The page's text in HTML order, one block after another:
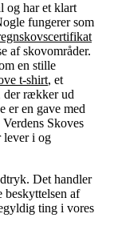
og har et klart
fungerer som
af skovområder.
en stille
t-shirt, et
der rækker ud
er en gave med
Skoves
lever i og
Det handler
beskyttelsen af
ting i vores